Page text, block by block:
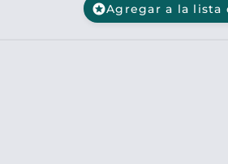
starsAgregar a la lista